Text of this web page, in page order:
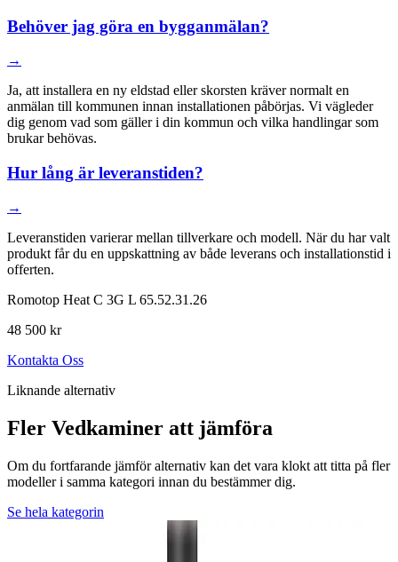
Behöver jag göra en bygganmälan?
→
Ja, att installera en ny eldstad eller skorsten kräver normalt en
anmälan till kommunen innan installationen påbörjas. Vi vägleder
dig genom vad som gäller i din kommun och vilka handlingar som
brukar behövas.
Hur lång är leveranstiden?
→
Leveranstiden varierar mellan tillverkare och modell. När du har valt
produkt får du en uppskattning av både leverans och installationstid i
offerten.
Romotop Heat C 3G L 65.52.31.26
48 500 kr
Kontakta Oss
Liknande alternativ
Fler Vedkaminer att jämföra
Om du fortfarande jämför alternativ kan det vara klokt att titta på fler
modeller i samma kategori innan du bestämmer dig.
Se hela kategorin